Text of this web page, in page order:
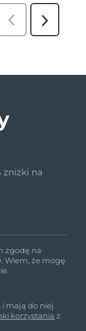
zniżki na
zgodę na
Wiem, że mogę
i mają do niej
korzystania z